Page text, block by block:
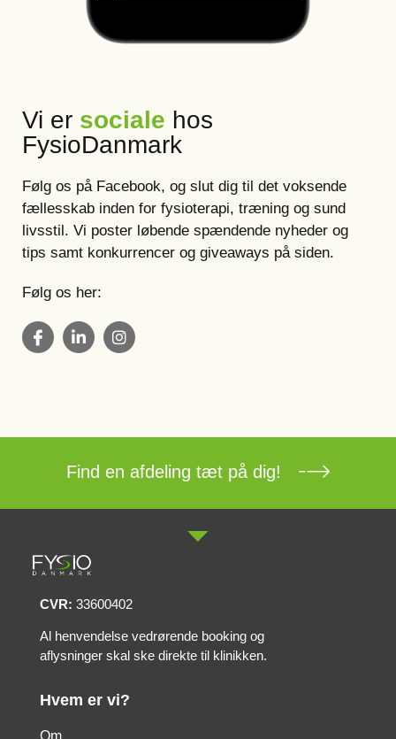
Vi er sociale hos
FysioDanmark
Følg os på Facebook, og slut dig til det voksende
fællesskab inden for fysioterapi, træning og sund
livsstil. Vi poster løbende spændende nyheder og
tips samt konkurrencer og giveaways på siden.
Følg os her:
Find en afdeling tæt på dig!
CVR: 33600402
Al henvendelse vedrørende booking og
aflysninger skal ske direkte til klinikken.
Hvem er vi?
Om